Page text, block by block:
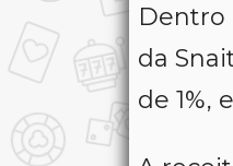
Dentro
da
de 1%,